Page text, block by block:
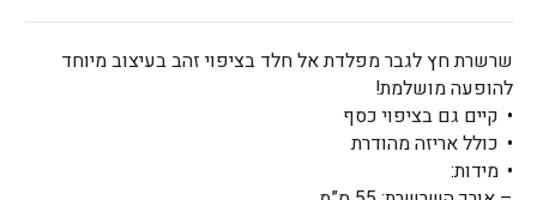
שרשרת חץ לגבר מפלדת אל חלד בציפוי זהב בעיצוב מיוחד
להופעה מושלמת!
קיים גם בציפוי כסף
כולל אריזה מהודרת
מידות: